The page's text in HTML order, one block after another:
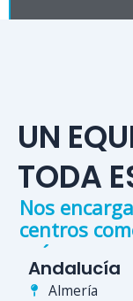
UN
TODA
Nos
centros
país
Andalucía
Almería